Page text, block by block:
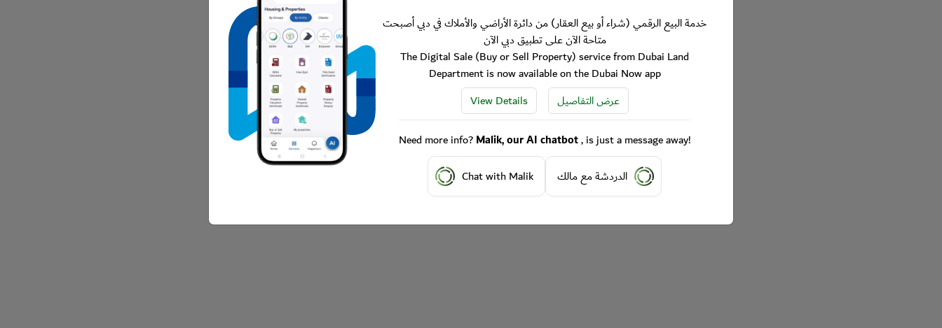
خدمة البيع الرقمي (شراء أو بيع العقار) من دائرة الأراضي والأملاك في دبي أصبحت
متاحة الآن على تطبيق دبي الآن
The Digital Sale (Buy or Sell Property) service from Dubai Land
Department is now available on the Dubai Now app
View Details
عرض التفاصيل
Need more info?Malik, our AI chatbot, is just a message away!
Chat with Malik
الدردشة مع مالك